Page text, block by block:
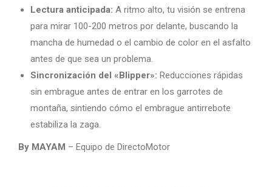
Lectura anticipada: A ritmo alto, tu visión se entrena
para mirar 100-200 metros por delante, buscando la
mancha de humedad o el cambio de color en el asfalto
antes de que sea un problema.
Sincronización del «Blipper»: Reducciones rápidas
sin embrague antes de entrar en los garrotes de
montaña, sintiendo cómo el embrague antirrebote
estabiliza la zaga.
By MAYAM – Equipo de DirectoMotor